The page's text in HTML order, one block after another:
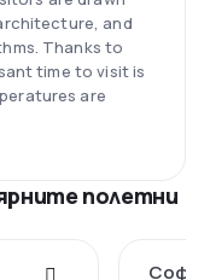
and
Thanks to
time to visit is
are
полетни